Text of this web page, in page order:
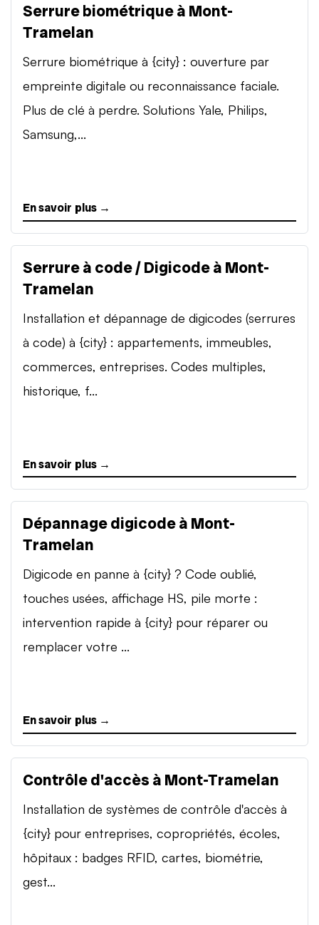
Serrure biométrique à Mont-
Tramelan
Serrure biométrique à {city} : ouverture par
empreinte digitale ou reconnaissance faciale.
Plus de clé à perdre. Solutions Yale, Philips,
Samsung,...
En savoir plus →
Serrure à code / Digicode à Mont-
Tramelan
Installation et dépannage de digicodes (serrures
à code) à {city} : appartements, immeubles,
commerces, entreprises. Codes multiples,
historique, f...
En savoir plus →
Dépannage digicode à Mont-
Tramelan
Digicode en panne à {city} ? Code oublié,
touches usées, affichage HS, pile morte :
intervention rapide à {city} pour réparer ou
remplacer votre ...
En savoir plus →
Contrôle d'accès à Mont-Tramelan
Installation de systèmes de contrôle d'accès à
{city} pour entreprises, copropriétés, écoles,
hôpitaux : badges RFID, cartes, biométrie,
gest...